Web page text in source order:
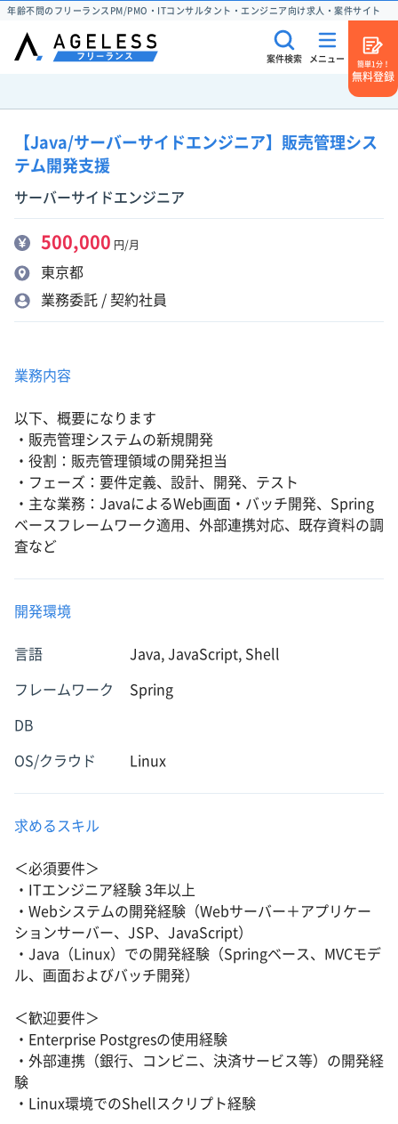
年齢不問のフリーランスPM/PMO・ITコンサルタント・エンジニア向け求人・案件サイト
案件検索 メニュー
簡単1分！
無料登録
【Java/サーバーサイドエンジニア】販売管理シス
テム開発支援
サーバーサイドエンジニア
500,000 円/月
東京都
業務委託 / 契約社員
業務内容
以下、概要になります
・販売管理システムの新規開発
・役割：販売管理領域の開発担当
・フェーズ：要件定義、設計、開発、テスト
・主な業務：JavaによるWeb画面・バッチ開発、Spring
ベースフレームワーク適用、外部連携対応、既存資料の調
査など
開発環境
言語 Java, JavaScript, Shell
フレームワーク Spring
DB
OS/クラウド Linux
求めるスキル
＜必須要件＞
・ITエンジニア経験 3年以上
・Webシステムの開発経験（Webサーバー＋アプリケー
ションサーバー、JSP、JavaScript）
・Java（Linux）での開発経験（Springベース、MVCモデ
ル、画面およびバッチ開発）
＜歓迎要件＞
・Enterprise Postgresの使用経験
・外部連携（銀行、コンビニ、決済サービス等）の開発経
験
・Linux環境でのShellスクリプト経験